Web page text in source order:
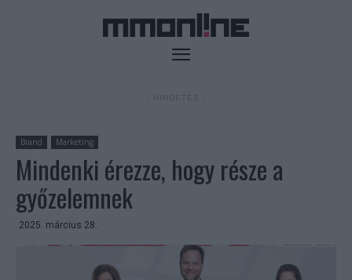
Brand Marketing
Mindenki érezze, hogy része a
győzelemnek
2025. március 28.